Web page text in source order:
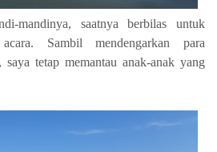
mandinya, saatnya berbilas untuk
Sambil mendengarkan para
saya tetap memantau anak-anak yang